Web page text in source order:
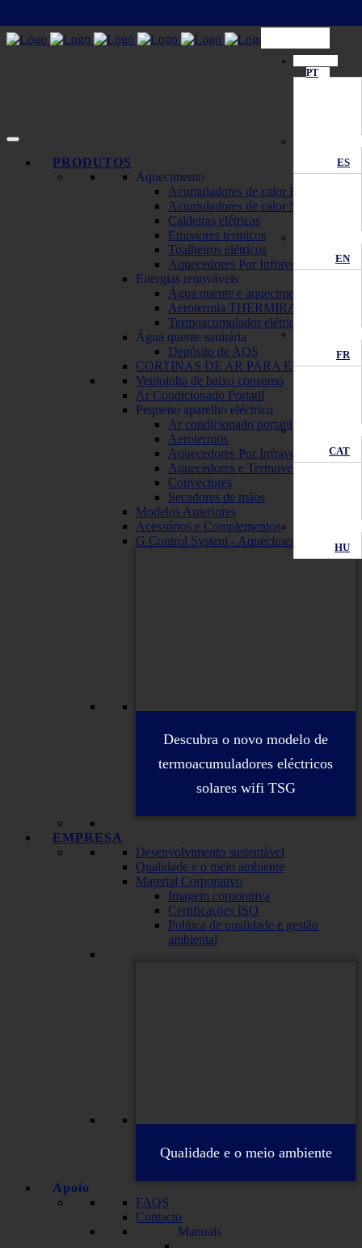
PT
ES
EN
FR
CAT
HU
PRODUTOS
Aquecimento
Acumuladores de calor ECOMBI
Acumuladores de calor SOLAR
Caldeiras elétricas
Emissores térmicos
Toalheiros elétricos
Aquecedores Por Infravermelhos
Energias renováveis
Água quente e aquecimento solar
Aerotermia THERMIRA Monobloc
Termoacumulador elétrico solar
Água quente sanitária
Depósito de AQS
CORTINAS DE AR PARA EMPRESAS
Ventoinha de baixo consumo
Ar Condicionado Portatil
Pequeno aparelho eléctrico
Ar condicionado portatil
Aerotermos
Aquecedores Por Infravermelhos
Aquecedores e Termoventiladores
Convectores
Secadores de mãos
Modelos Anteriores
Acessórios e Complementos
G Control System - Aquecimento Wifi
Descubra o novo modelo de
termoacumuladores eléctricos
solares wifi TSG
EMPRESA
Desenvolvimento sustentável
Qualidade e o meio ambiente
Material Corporativo
Imagem corporativa
Certificações ISO
Política de qualidade e gestão
ambiental
Qualidade e o meio ambiente
Apoio
FAQS
Contacto
Manuais